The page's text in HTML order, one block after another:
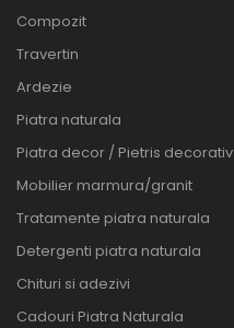
Compozit
Travertin
Ardezie
Piatra naturala
Piatra decor / Pietris decorativ
Mobilier marmura/granit
Tratamente piatra naturala
Detergenti piatra naturala
Chituri si adezivi
Cadouri Piatra Naturala